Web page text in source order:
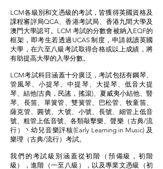
LCM各級別和文憑級的考試，皆獲得英國資格及
課程審評局QCA、香港考試局、香港九間大學及
澳門大學認可。LCM 考試的分數會被納入EQF的
框架，即考生若透過UCAS 制度，申請就讀英國
大學，在六至八級考試取得合格或以上成績，將
有助提高大學的入學分數。
LCM考試科目涵蓋十分廣泛，考試包括有鋼琴、
管風琴、小提琴、中提琴、大提琴、低音大提
琴、結他(古典，民謠，搖滾)、夏威夷小結他、豎
琴、長笛、單簧管、雙簧管、巴松管、牧童笛、
薩克管、圓號、大號、小號、長號、細管上低音
號、粗管上低音號、各類敲擊樂、聲樂（古典/流
行）丶幼兒音樂評核(Early Learning in Music) 及
樂理（古典/流行）考試。
我們的考試級別涵蓋從初階（預備級，初階
級），進階（一至八級），以及專業文憑級（初